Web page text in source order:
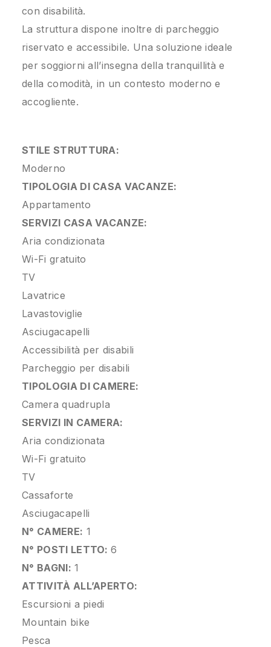
con disabilità.
La struttura dispone inoltre di parcheggio
riservato e accessibile. Una soluzione ideale
per soggiorni all’insegna della tranquillità e
della comodità, in un contesto moderno e
accogliente.
STILE STRUTTURA:
Moderno
TIPOLOGIA DI CASA VACANZE:
Appartamento
SERVIZI CASA VACANZE:
Aria condizionata
Wi-Fi gratuito
TV
Lavatrice
Lavastoviglie
Asciugacapelli
Accessibilità per disabili
Parcheggio per disabili
TIPOLOGIA DI CAMERE:
Camera quadrupla
SERVIZI IN CAMERA:
Aria condizionata
Wi-Fi gratuito
TV
Cassaforte
Asciugacapelli
N° CAMERE: 1
N° POSTI LETTO:6
N° BAGNI: 1
ATTIVITÀ ALL’APERTO:
Escursioni a piedi
Mountain bike
Pesca